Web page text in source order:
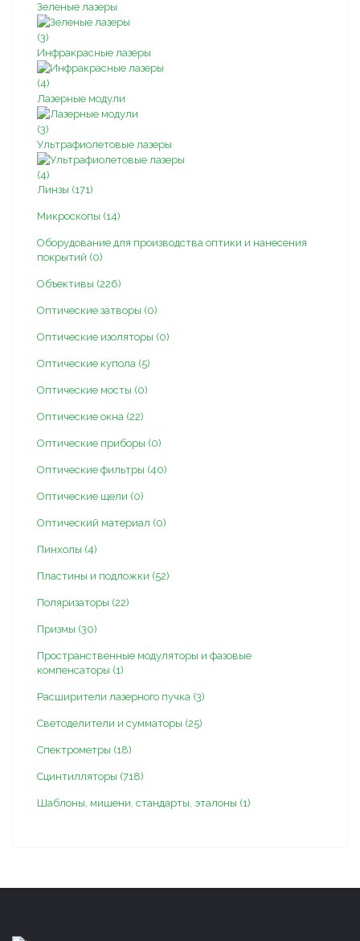
Зеленые лазеры
(3)
Инфракрасные лазеры
(4)
Лазерные модули
(3)
Ультрафиолетовые лазеры
(4)
Линзы (171)
Микроскопы (14)
Оборудование для производства оптики и нанесения
покрытий (0)
Объективы (226)
Оптические затворы (0)
Оптические изоляторы (0)
Оптические купола (5)
Оптические мосты (0)
Оптические окна (22)
Оптические приборы (0)
Оптические фильтры (40)
Оптические щели (0)
Оптический материал (0)
Пинхолы (4)
Пластины и подложки (52)
Поляризаторы (22)
Призмы (30)
Пространственные модуляторы и фазовые
компенсаторы (1)
Расширители лазерного пучка (3)
Светоделители и сумматоры (25)
Спектрометры (18)
Сцинтилляторы (718)
Шаблоны, мишени, стандарты, эталоны (1)